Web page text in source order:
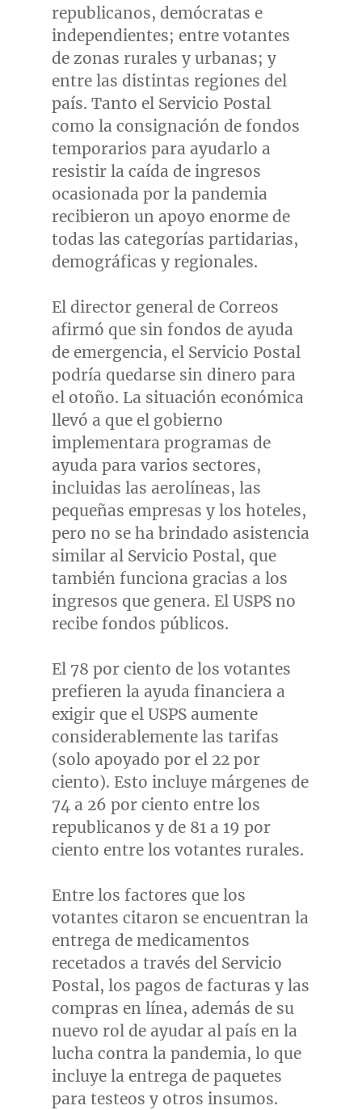
republicanos, demócratas e
independientes; entre votantes
de zonas rurales y urbanas; y
entre las distintas regiones del
país. Tanto el Servicio Postal
como la consignación de fondos
temporarios para ayudarlo a
resistir la caída de ingresos
ocasionada por la pandemia
recibieron un apoyo enorme de
todas las categorías partidarias,
demográficas y regionales.
El director general de Correos
afirmó que sin fondos de ayuda
de emergencia, el Servicio Postal
podría quedarse sin dinero para
el otoño. La situación económica
llevó a que el gobierno
implementara programas de
ayuda para varios sectores,
incluidas las aerolíneas, las
pequeñas empresas y los hoteles,
pero no se ha brindado asistencia
similar al Servicio Postal, que
también funciona gracias a los
ingresos que genera. El USPS no
recibe fondos públicos.
El 78 por ciento de los votantes
prefieren la ayuda financiera a
exigir que el USPS aumente
considerablemente las tarifas
(solo apoyado por el 22 por
ciento). Esto incluye márgenes de
74 a 26 por ciento entre los
republicanos y de 81 a 19 por
ciento entre los votantes rurales.
Entre los factores que los
votantes citaron se encuentran la
entrega de medicamentos
recetados a través del Servicio
Postal, los pagos de facturas y las
compras en línea, además de su
nuevo rol de ayudar al país en la
lucha contra la pandemia, lo que
incluye la entrega de paquetes
para testeos y otros insumos.